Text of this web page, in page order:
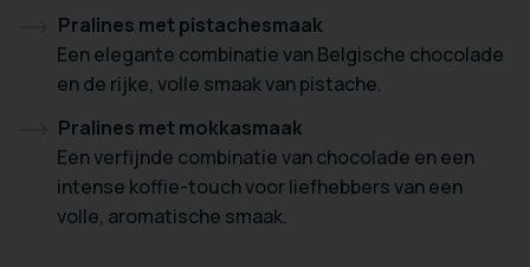
Pralines met pistachesmaak
Een elegante combinatie van Belgische chocolade
en de rijke, volle smaak van pistache.
Pralines met mokkasmaak
Een verfijnde combinatie van chocolade en een
intense koffie-touch voor liefhebbers van een
volle, aromatische smaak.